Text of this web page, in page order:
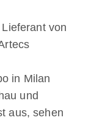
von
in Milan
und
aus, sehen